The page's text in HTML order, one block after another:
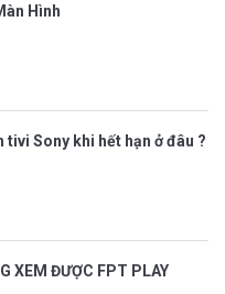
Hình
tivi Sony khi hết hạn ở đâu ?
XEM ĐƯỢC FPT PLAY